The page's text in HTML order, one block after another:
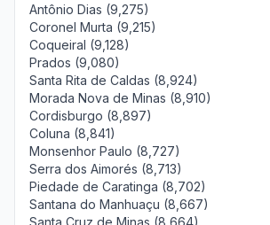
Antônio Dias (9,275)
Coronel Murta (9,215)
Coqueiral (9,128)
Prados (9,080)
Santa Rita de Caldas (8,924)
Morada Nova de Minas (8,910)
Cordisburgo (8,897)
Coluna (8,841)
Monsenhor Paulo (8,727)
Serra dos Aimorés (8,713)
Piedade de Caratinga (8,702)
Santana do Manhuaçu (8,667)
Santa Cruz de Minas (8,664)